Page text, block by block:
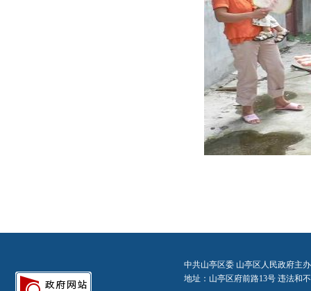
中共山亭区委 山亭区人民政府主
地址：山亭区府前路13号 违法和